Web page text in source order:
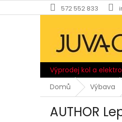
na
572 552 833
Výprodej kol a
Domů
Výbava
AUTHOR